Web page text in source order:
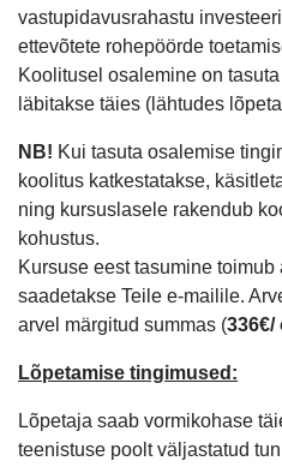
vastupidavusrahastu
ettevõtete rohepöörde
Koolitusel osalemine on
läbitakse täies (lähtudes
NB! Kui tasuta osalemise
koolitus katkestatakse,
ning kursuslasele rakendub
kohustus.
Kursuse eest tasumine toimub
saadetakse Teile e-mailile.
arvel märgitud summas (336€/
Lõpetamise tingimused:
Lõpetaja saab vormikohase
teenistuse poolt väljastatud